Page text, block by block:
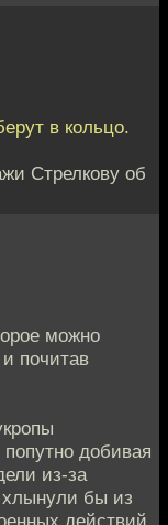
в кольцо.
Стрелкову об
можно
почитав
добивая
из-за
хлынули бы из
действий